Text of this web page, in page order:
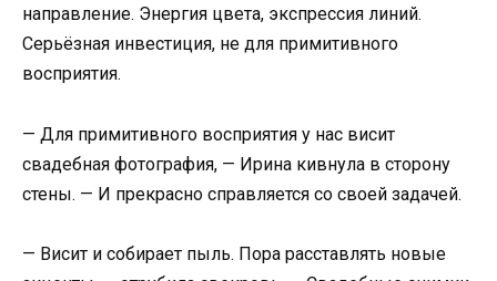
направление. Энергия цвета, экспрессия линий.
Серьёзная инвестиция, не для примитивного
восприятия.
— Для примитивного восприятия у нас висит
свадебная фотография, — Ирина кивнула в сторону
стены. — И прекрасно справляется со своей задачей.
— Висит и собирает пыль. Пора расставлять новые